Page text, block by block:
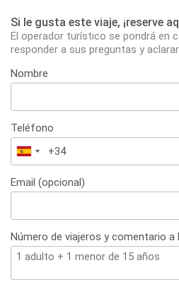
Si le gusta este viaje, ¡reserve
El operador turístico se pondrá en
responder a sus preguntas y
Nombre
Teléfono
España
+34
Email (opcional)
Número de viajeros y comentario